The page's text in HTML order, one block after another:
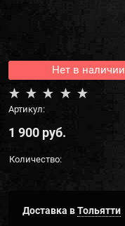
Нет в наличии
Артикул:
1 900 руб.
Количество:
Доставка вТольятти